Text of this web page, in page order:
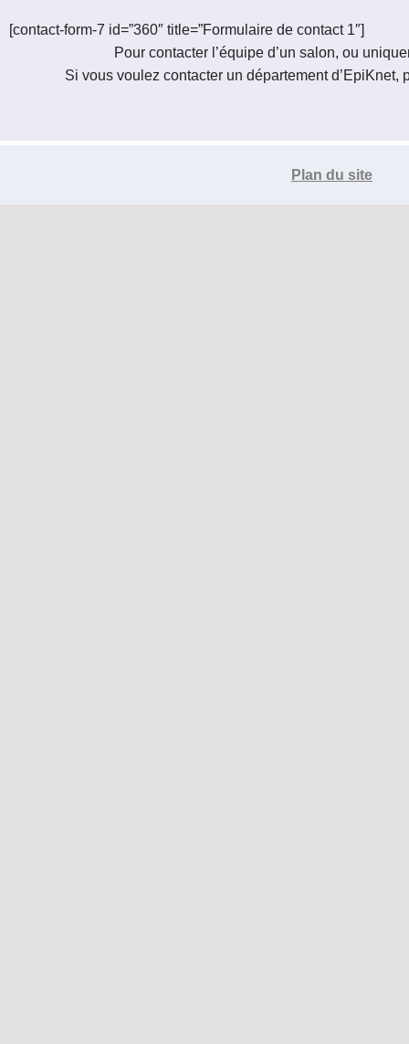
Le réseau de t'chat IRC
Accueil Blogs IRC
Organisation
[contact-form-7 id=”360″ title=”Formulaire de contact 1″]
Pour contacter l’équipe d’un salon, ou
Si vous voulez contacter un département
Plan du site